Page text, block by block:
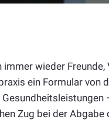
wieder
ein Formular
Zug bei der